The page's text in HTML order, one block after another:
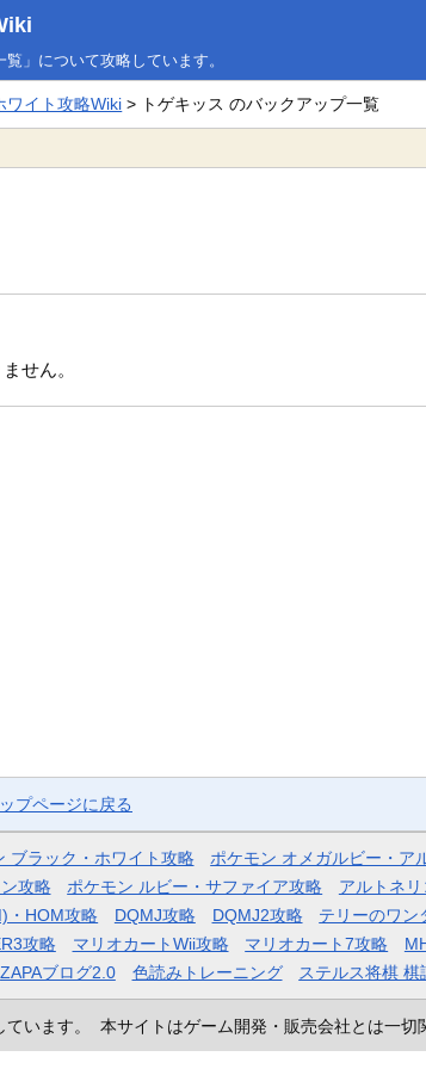
」について攻略しています。
ワイト攻略Wiki > トゲキッス のバックアップ一覧
せん。
プページに戻る
ブラック・ホワイト攻略 ポケモン オメガルビー・ア
攻略 ポケモン ルビー・サファイア攻略 アルトネ
・HOM攻略 DQMJ攻略 DQMJ2攻略 テリーのワン
攻略 マリオカートWii攻略 マリオカート7攻略
ZAPAブログ2.0 色読みトレーニング ステルス将棋 棋
います。 本サイトはゲーム開発・販売会社とは一切